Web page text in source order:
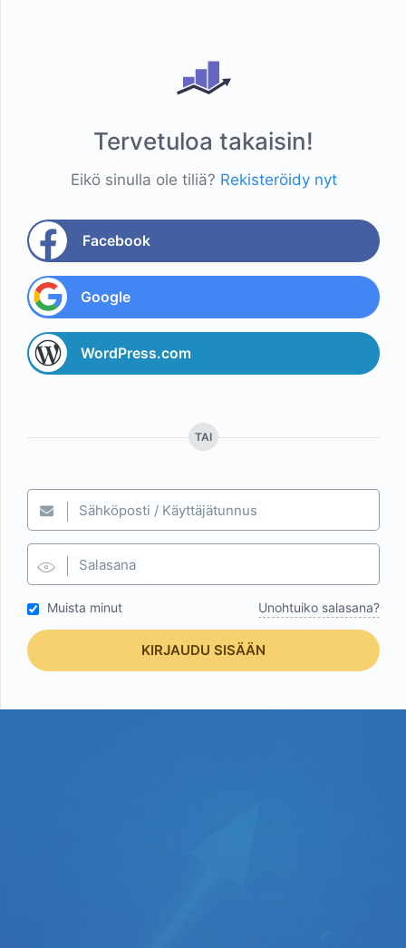
Tervetuloa takaisin!
Eikö sinulla ole tiliä? Rekisteröidy nyt
Facebook
Google
WordPress.com
TAI
Sähköposti / Käyttäjätunnus
Salasana
Muista minut Unohtuiko salasana?
KIRJAUDU SISÄÄN